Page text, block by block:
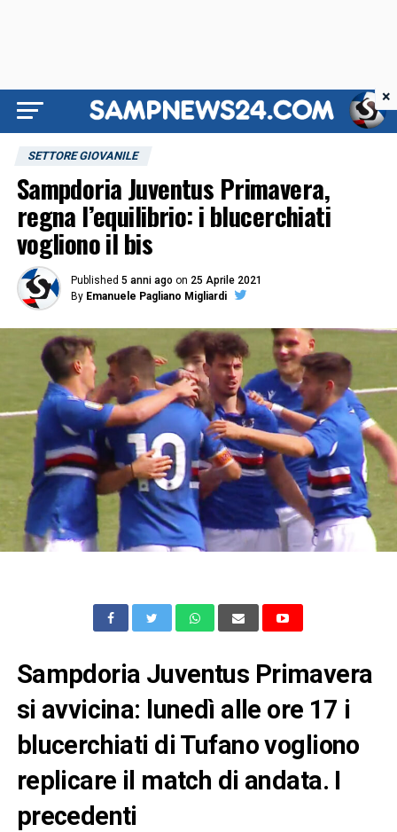
SETTORE GIOVANILE
Sampdoria Juventus Primavera,
regna l’equilibrio: i blucerchiati
vogliono il bis
Published 5 anni ago on 25 Aprile 2021
By Emanuele Pagliano Migliardi
Sampdoria Juventus Primavera
si avvicina: lunedì alle ore 17 i
blucerchiati di Tufano vogliono
replicare il match di andata. I
precedenti
×